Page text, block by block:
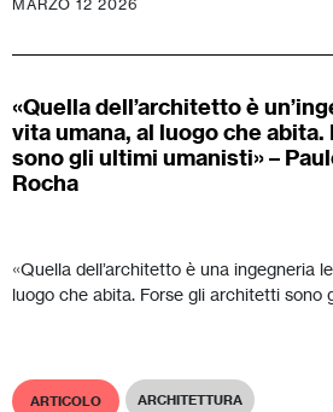
MARZO 12 2026
«Quella dell’architetto è
vita umana, al luogo che
sono gli ultimi umanisti» –
Rocha
«Quella dell’architetto è una ingegneria
luogo che abita. Forse gli architetti sono
ARTICOLO ARCHITETTURA